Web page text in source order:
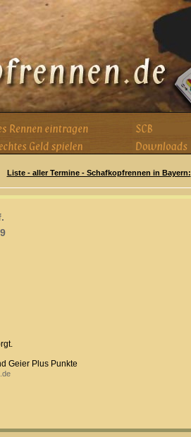
Liste - aller Termine - Schafkopfrennen in Bayern:
Geier Plus Punkte